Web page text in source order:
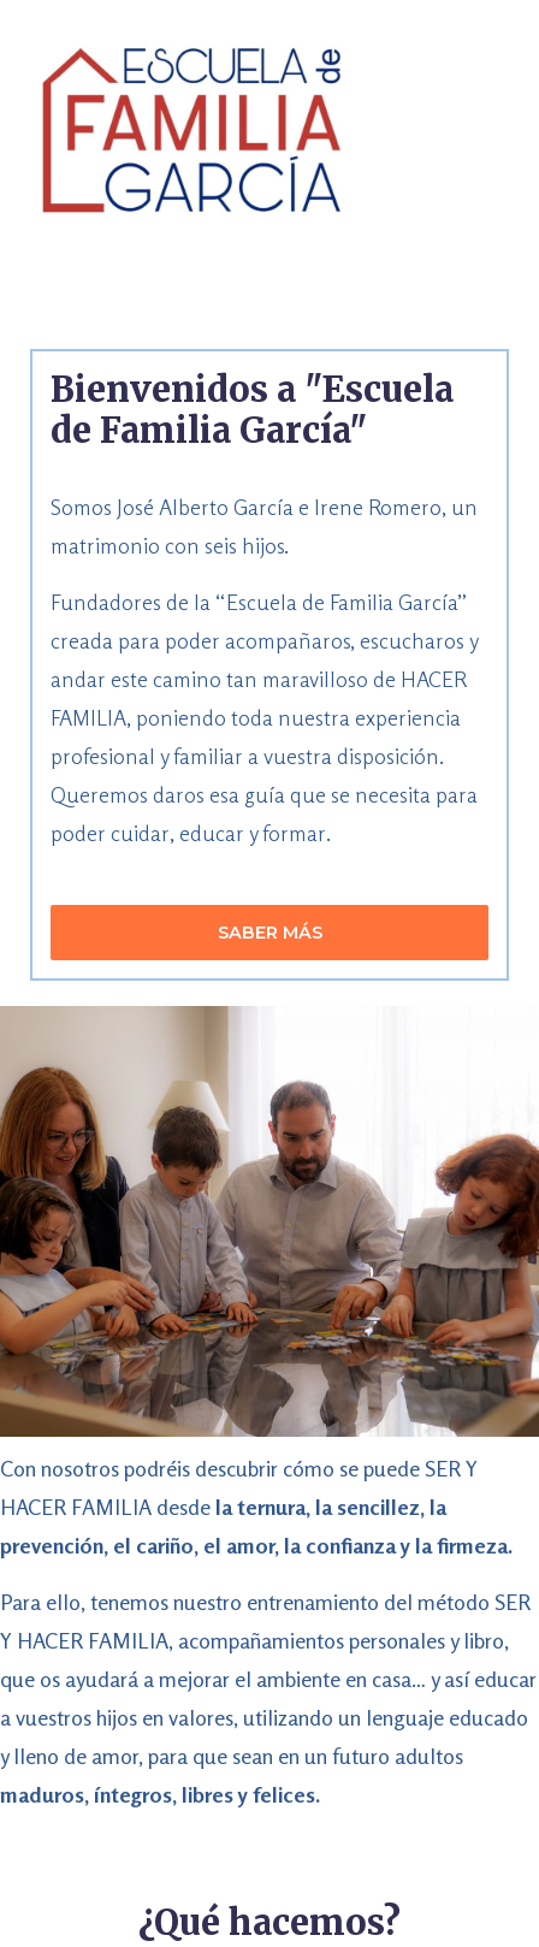
Bienvenidos a "Escuela
de Familia García"
Somos José Alberto García e Irene Romero, un
matrimonio con seis hijos.
Fundadores de la “Escuela de Familia García”
creada para poder acompañaros, escucharos y
andar este camino tan maravilloso de HACER
FAMILIA, poniendo toda nuestra experiencia
profesional y familiar a vuestra disposición.
Queremos daros esa guía que se necesita para
poder cuidar, educar y formar.
SABER MÁS
Con nosotros podréis descubrir cómo se puede SER Y
HACER FAMILIA desde la ternura, la sencillez, la
prevención, el cariño, el amor, la confianza y la firmeza.
Para ello, tenemos nuestro entrenamiento del método SER
Y HACER FAMILIA, acompañamientos personales y libro,
que os ayudará a mejorar el ambiente en casa… y así educar
a vuestros hijos en valores, utilizando un lenguaje educado
y lleno de amor, para que sean en un futuro adultos
maduros, íntegros, libres y felices.
¿Qué hacemos?